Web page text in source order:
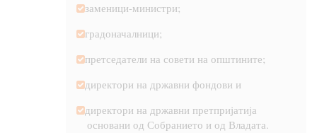
заменици-министри;
градоначалници;
претседатели на совети на општините;
директори на државни фондови и
директори на државни претпријатија
основани од Собранието и од Владата.